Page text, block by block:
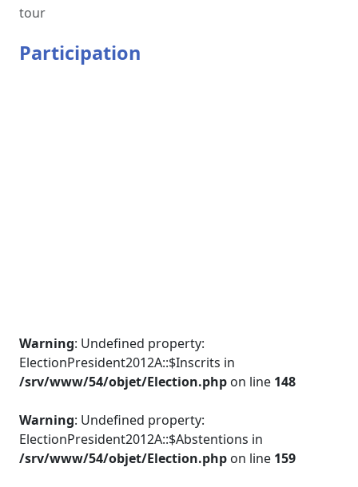
tour
Participation
Warning: Undefined property:
ElectionPresident2012A::$Inscrits in
/srv/www/54/objet/Election.php on line 148
Warning: Undefined property:
ElectionPresident2012A::$Abstentions in
/srv/www/54/objet/Election.php on line 159